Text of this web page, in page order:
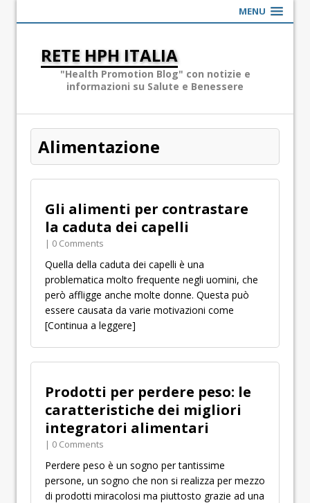
MENU
RETE HPH ITALIA
"Health Promotion Blog" con notizie e
informazioni su Salute e Benessere
Alimentazione
Gli alimenti per contrastare
la caduta dei capelli
| 0 Comments
Quella della caduta dei capelli è una
problematica molto frequente negli uomini, che
però affligge anche molte donne. Questa può
essere causata da varie motivazioni come
[Continua a leggere]
Prodotti per perdere peso: le
caratteristiche dei migliori
integratori alimentari
| 0 Comments
Perdere peso è un sogno per tantissime
persone, un sogno che non si realizza per mezzo
di prodotti miracolosi ma piuttosto grazie ad una